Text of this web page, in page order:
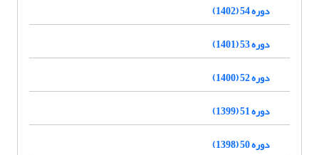
دوره 54 (1402)
دوره 53 (1401)
دوره 52 (1400)
دوره 51 (1399)
دوره 50 (1398)